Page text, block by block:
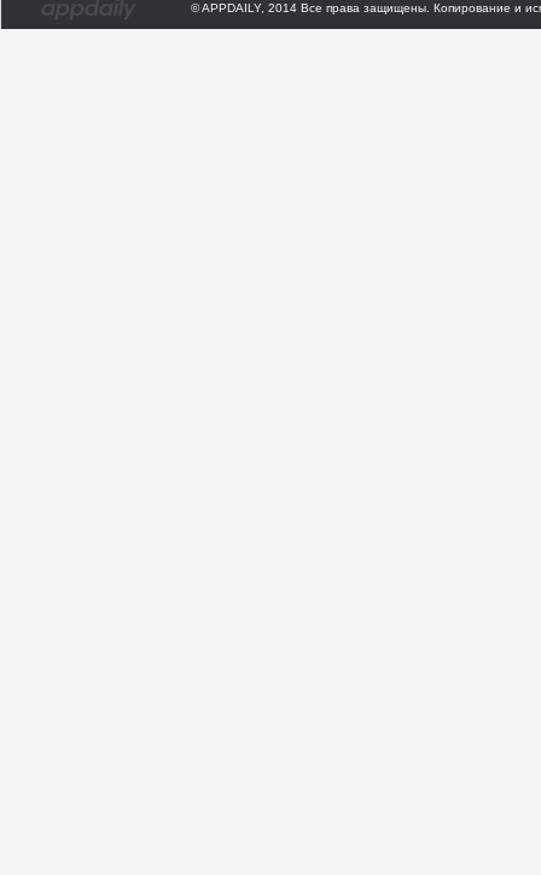
© APPDAILY, 2014 Все права защищены. Копирование и